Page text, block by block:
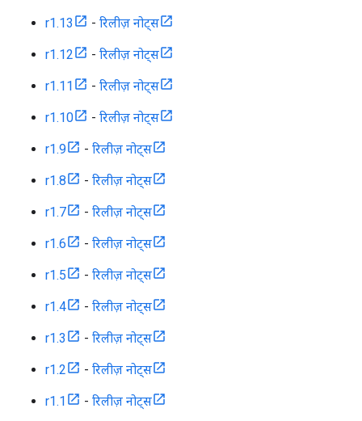
r1.13 - रिलीज़ नोट्स
r1.12 - रिलीज़ नोट्स
r1.11 - रिलीज़ नोट्स
r1.10 - रिलीज़ नोट्स
r1.9 - रिलीज़ नोट्स
r1.8 - रिलीज़ नोट्स
r1.7 - रिलीज़ नोट्स
r1.6 - रिलीज़ नोट्स
r1.5 - रिलीज़ नोट्स
r1.4 - रिलीज़ नोट्स
r1.3 - रिलीज़ नोट्स
r1.2 - रिलीज़ नोट्स
r1.1 - रिलीज़ नोट्स